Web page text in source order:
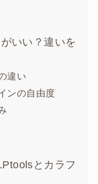
いい？違いを
違い
ンの自由度
とカラフ